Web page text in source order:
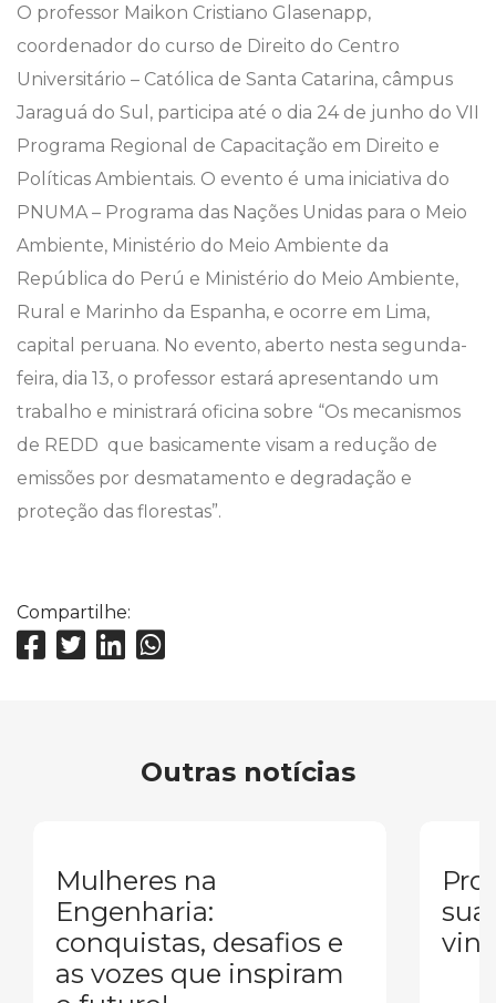
O professor Maikon Cristiano Glasenapp,
coordenador do curso de Direito do Centro
Universitário – Católica de Santa Catarina, câmpus
Jaraguá do Sul, participa até o dia 24 de junho do VII
Programa Regional de Capacitação em Direito e
Políticas Ambientais. O evento é uma iniciativa do
PNUMA – Programa das Nações Unidas para o Meio
Ambiente, Ministério do Meio Ambiente da
República do Perú e Ministério do Meio Ambiente,
Rural e Marinho da Espanha, e ocorre em Lima,
capital peruana. No evento, aberto nesta segunda-
feira, dia 13, o professor estará apresentando um
trabalho e ministrará oficina sobre “Os mecanismos
de REDD  que basicamente visam a redução de
emissões por desmatamento e degradação e
proteção das florestas”.
Compartilhe:
Outras notícias
Mulheres na
Engenharia:
conquistas, desafios e
as vozes que inspiram
sua